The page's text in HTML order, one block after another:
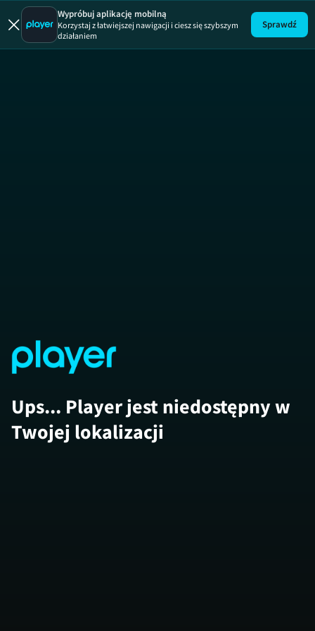
Wypróbuj aplikację mobilną
Korzystaj z łatwiejszej nawigacji i ciesz się szybszym
działaniem
Sprawdź
Ups... Player jest niedostępny w
Twojej lokalizacji